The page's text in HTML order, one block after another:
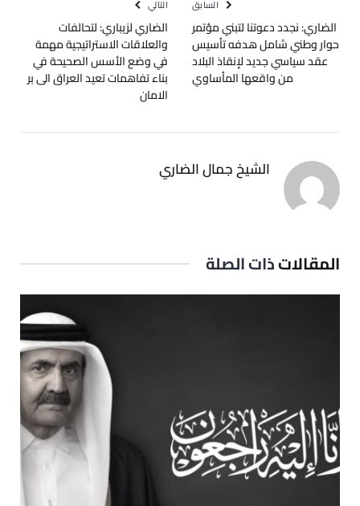
السابق
الضاري: نجدد دعوتنا لتبني مؤتمر
حوار وطني شامل هدفه تأسيس
عقد سياسي جديد لإنقاذ البلاد
من واقعها المأساوي
التالي
الضاري لزيباري: لتحالفات
والعلاقات الاستراتيجية مهمة
في وضع الأسس الصحيحة في
بناء تفاهمات تعيد العراق الى بر
الامان
الشيخ جمال الضاري
المقالاتذات الصلة